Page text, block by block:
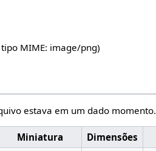
MIME: image/png)
estava em um dado momento.
Miniatura Dimensões